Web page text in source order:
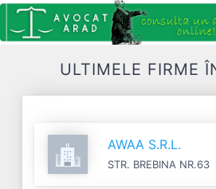
ULTIMELE FIRME
AWAA S.R.L.
STR. BREBINA NR.63